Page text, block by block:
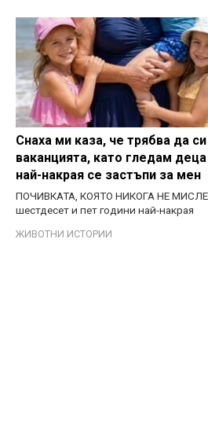
Снаха ми каза, че трябва да
ваканцията, като гледам
най-накрая се застъпи за мен
ПОЧИВКАТА, КОЯТО НИКОГА НЕ
шестдесет и пет години най-накрая
ЖИВОТНИ ИСТОРИИ